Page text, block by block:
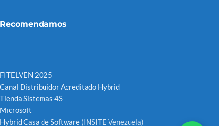
Recomendamos
FITELVEN 2025
Canal Distribuidor Acreditado Hybrid
Tienda Sistemas 4S
Microsoft
Hybrid Casa de Software (INSITE Venezuela)